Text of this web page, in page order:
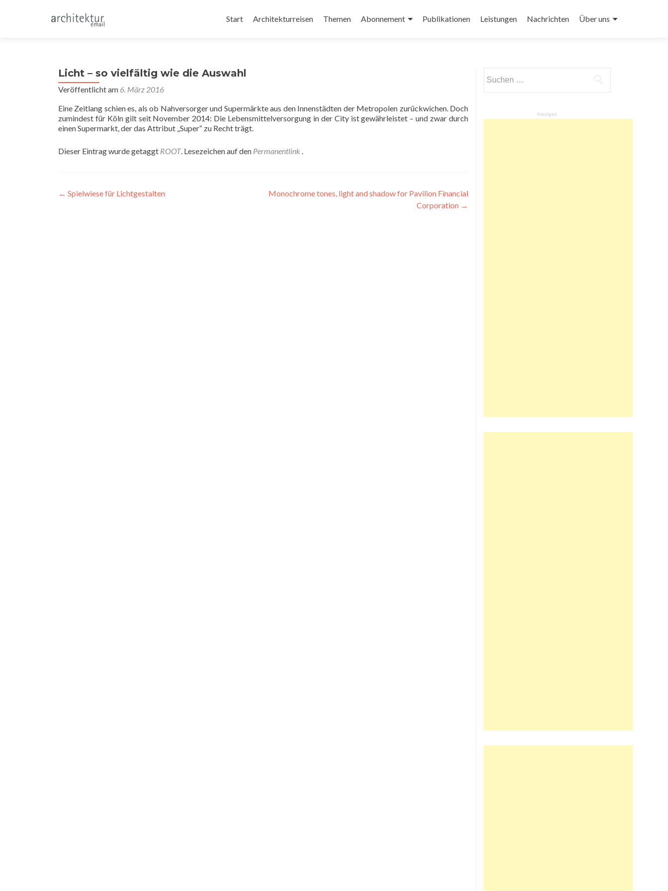
Inhalt
Start Architekturreisen Themen Abonnement Publikationen Leistungen Nachrichten Über uns
Licht – so vielfältig wie die Auswahl
Veröffentlicht am 6. März 2016
Eine Zeitlang schien es, als ob Nahversorger und Supermärkte aus den Innenstädten der Metropolen zurückwichen. Doch
zumindest für Köln gilt seit November 2014: Die Lebensmittelversorgung in der City ist gewährleistet – und zwar durch
einen Supermarkt, der das Attribut „Super“ zu Recht trägt.
Dieser Eintrag wurde getaggt ROOT. Lesezeichen auf den Permanentlink .
Beitragsnavigation
← Spielwiese für Lichtgestalten
Monochrome tones, light and shadow for Pavilion Financial
Corporation →
nach:
Anzeigen